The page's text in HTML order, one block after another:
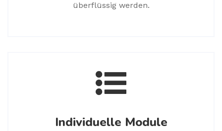
überflüssig werden.
Individuelle Module